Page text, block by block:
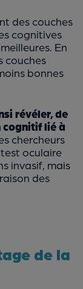
des couches
cognitives
En
couches
bonnes
révéler, de
cognitif lié à
chercheurs
oculaire
invasif, mais
des
de la